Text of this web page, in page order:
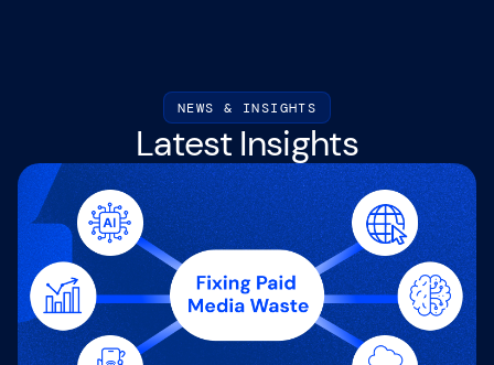
NEWS & INSIGHTS
Latest Insights